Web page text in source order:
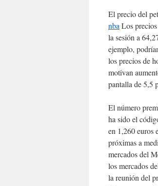
El precio del
nba Los
la sesión a
ejemplo,
los precios de
motivan
pantalla de 5,5
El número
ha sido el
en 1,260 euros
próximas a
mercados del
los mercados
la reunión del